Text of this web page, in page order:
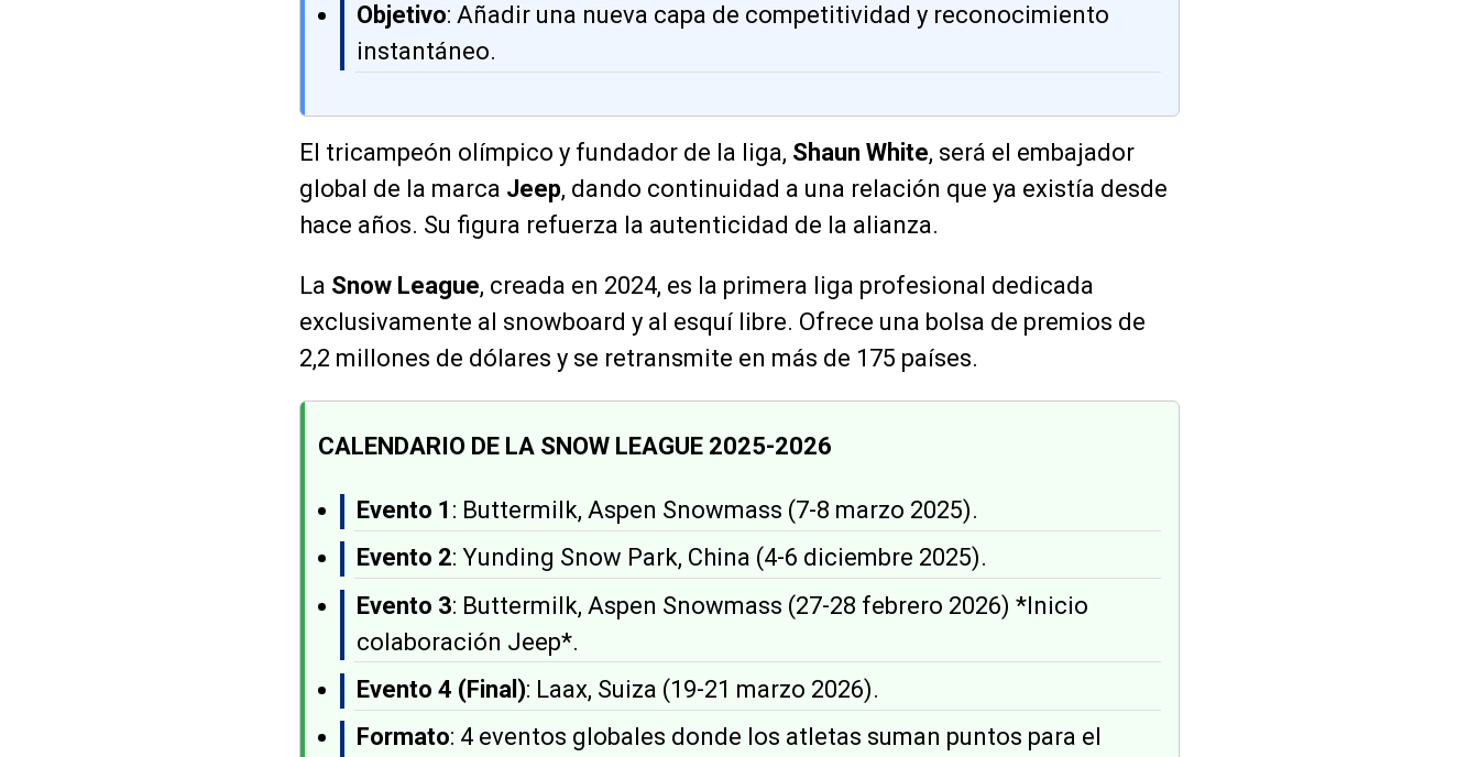
Objetivo: Añadir una nueva capa de competitividad y reconocimiento
instantáneo.
El tricampeón olímpico y fundador de la liga, Shaun White, será el embajador
global de la marca Jeep, dando continuidad a una relación que ya existía desde
hace años. Su figura refuerza la autenticidad de la alianza.
La Snow League, creada en 2024, es la primera liga profesional dedicada
exclusivamente al snowboard y al esquí libre. Ofrece una bolsa de premios de
2,2 millones de dólares y se retransmite en más de 175 países.
CALENDARIO DE LA SNOW LEAGUE 2025-2026
Evento 1 : Buttermilk, Aspen Snowmass (7-8 marzo 2025).
Evento 2: Yunding Snow Park, China (4-6 diciembre 2025).
Evento 3: Buttermilk, Aspen Snowmass (27-28 febrero 2026) *Inicio
colaboración Jeep*.
Evento 4 (Final): Laax, Suiza (19-21 marzo 2026).
Formato: 4 eventos globales donde los atletas suman puntos para el